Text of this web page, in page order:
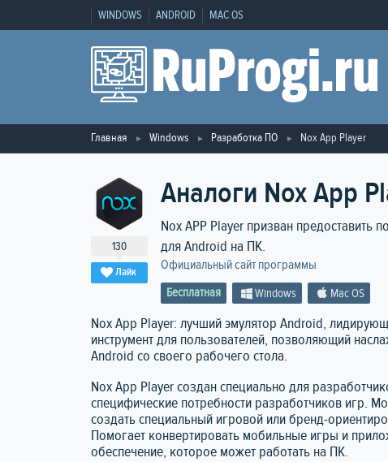
WINDOWS ANDROID MAC OS
Главная Windows Разработка ПО Nox App Player
130
Лайк
Аналоги Nox App
Nox APP Player призван предоставить
для Android на ПК.
Официальный сайт программы
Бесплатная Windows Mac OS
Nox App Player: лучший эмулятор Android,
инструмент для пользователей, позволяющий
Android со своего рабочего стола.
Nox App Player создан специально для
специфические потребности разработчиков игр.
создать специальный игровой или бренд-
Помогает конвертировать мобильные игры и
обеспечение, которое может работать на ПК.